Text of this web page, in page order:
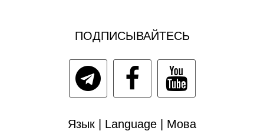
ПОДПИСЫВАЙТЕСЬ
Язык | Language | Мова